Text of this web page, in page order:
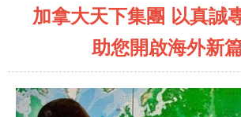
加拿大天下集團 以真誠
助您開啟海外新